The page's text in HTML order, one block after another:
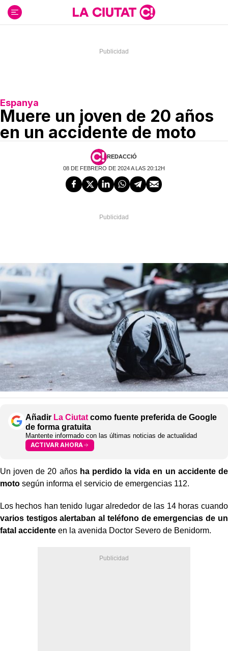
contenido
Espanya
Muere un joven de 20 años
en un accidente de moto
REDACCIÓ
08 DE FEBRERO DE 2024 A LAS 20:12H
Añadir La Ciutat como fuente preferida de Google
de forma gratuita
Mantente informado con las últimas noticias de actualidad
ACTIVAR AHORA
Un joven de 20 añosha perdido la vida en un accidente de
moto según informa el servicio de emergencias 112.
Los hechos han tenido lugar alrededor de las 14 horas cuando
varios testigos alertaban al teléfono de emergencias de un
fatal accidente en la avenida Doctor Severo de Benidorm.